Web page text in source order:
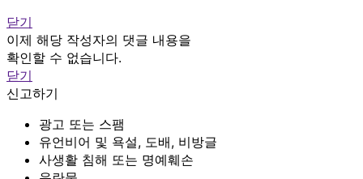
닫기
이제 해당 작성자의 댓글 내용을
확인할 수 없습니다.
닫기
신고하기
광고 또는 스팸
유언비어 및 욕설, 도배, 비방글
사생활 침해 또는 명예훼손